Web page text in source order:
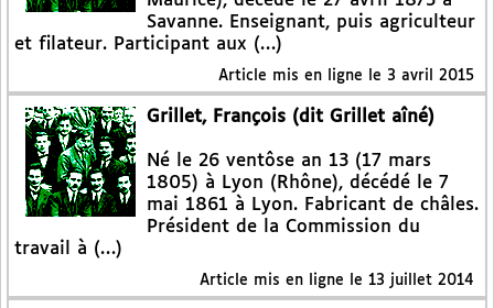
Savanne. Enseignant, puis agriculteur
et filateur. Participant aux (…)
Article mis en ligne le 3 avril 2015
Grillet, François (dit Grillet aîné)
Né le 26 ventôse an 13 (17 mars
1805) à Lyon (Rhône), décédé le 7
mai 1861 à Lyon. Fabricant de châles.
Président de la Commission du
travail à (…)
Article mis en ligne le 13 juillet 2014